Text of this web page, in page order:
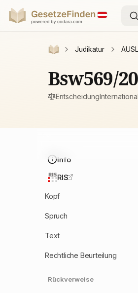
Judikatur
Bsw569/
Entscheidung
Info
RIS
Kopf
Spruch
Text
Rechtliche Beurteilung
Rückverweise